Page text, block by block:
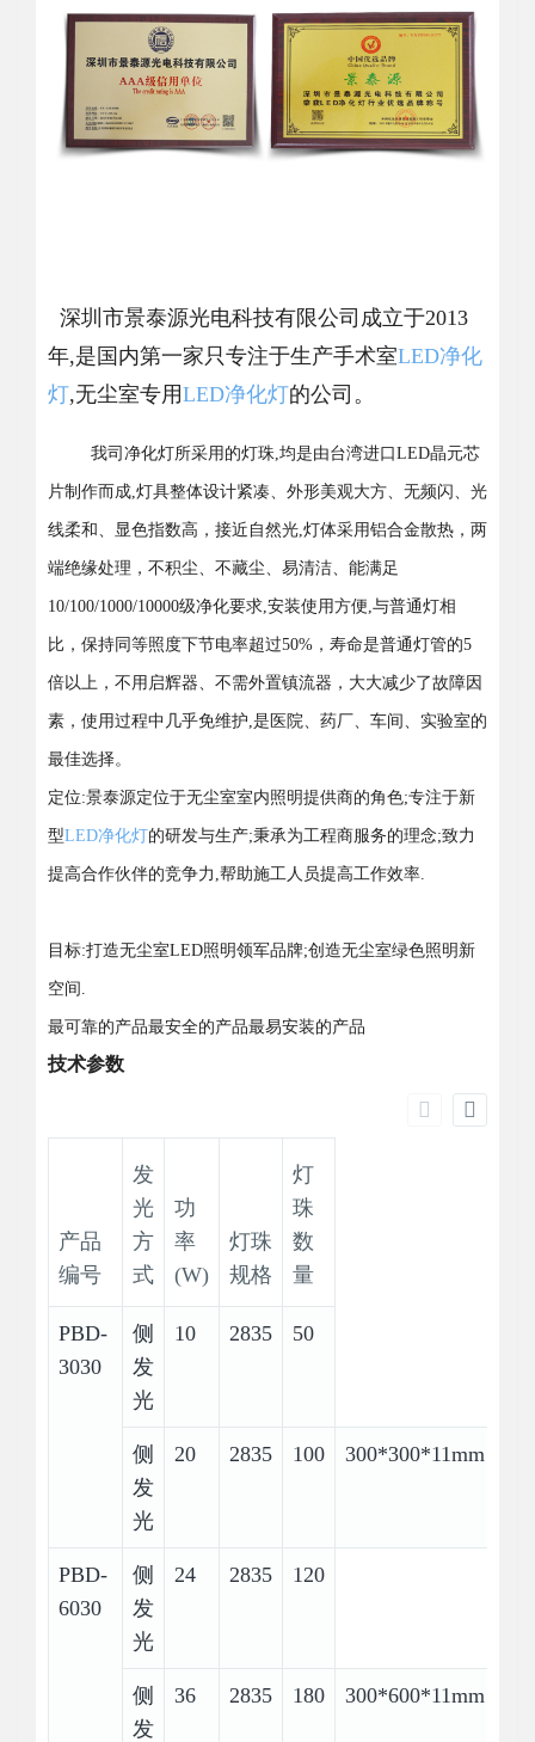
深圳市景泰源光电科技有限公司成立于2013
年,是国内第一家只专注于生产手术室LED净化
灯,无尘室专用LED净化灯的公司。
我司净化灯所采用的灯珠,均是由台湾进口LED晶元芯
片制作而成,灯具整体设计紧凑、外形美观大方、无频闪、光
线柔和、显色指数高，接近自然光,灯体采用铝合金散热，两
端绝缘处理，不积尘、不藏尘、易清洁、能满足
10/100/1000/10000级净化要求,安装使用方便,与普通灯相
比，保持同等照度下节电率超过50%，寿命是普通灯管的5
倍以上，不用启辉器、不需外置镇流器，大大减少了故障因
素，使用过程中几乎免维护,是医院、药厂、车间、实验室的
最佳选择。
定位:景泰源定位于无尘室室内照明提供商的角色;专注于新
型LED净化灯的研发与生产;秉承为工程商服务的理念;致力
提高合作伙伴的竞争力,帮助施工人员提高工作效率.
目标:打造无尘室LED照明领军品牌;创造无尘室绿色照明新
空间.
最可靠的产品最安全的产品最易安装的产品
技术参数
产品
编号
发
光
方
式
功
率
(W)
灯珠
规格
灯
珠
数
量
PBD-
3030
侧
发
光
10 2835 50
侧
发
光
20 2835 100 300*300*11mm
PBD-
6030
侧
发
光
24 2835 120
侧
发
36 2835 180 300*600*11mm